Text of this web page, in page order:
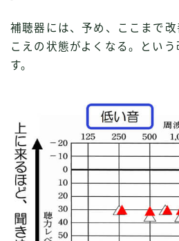
補聴器には、予め、ここまで
こえの状態がよくなる。とい
す。